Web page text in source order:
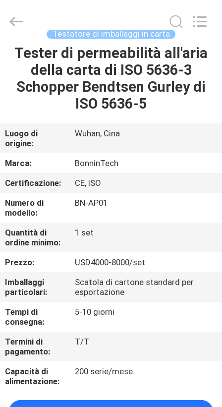
CASA
PRODOTTI
CIRCA
NOI
GIRO
DELLA
FABBRICA
CONTROLLO
DI
QUALITÀ
CONTATTICI
RICHIEDA
UNA
Technology
Reserved.
Testatore di imballaggi in carta
Tester di permeabilità all'aria
della carta di ISO 5636-3
Schopper Bendtsen Gurley di
ISO 5636-5
Luogo di
origine:
Wuhan, Cina
Marca:
BonninTech
Certificazione:
CE, ISO
Numero di
modello:
BN-AP01
Quantità di
ordine minimo:
1 set
Prezzo:
USD4000-8000/set
Imballaggi
particolari:
Scatola di cartone standard per
esportazione
Tempi di
consegna:
5-10 giorni
Termini di
pagamento:
T/T
Capacità di
alimentazione:
200 serie/mese